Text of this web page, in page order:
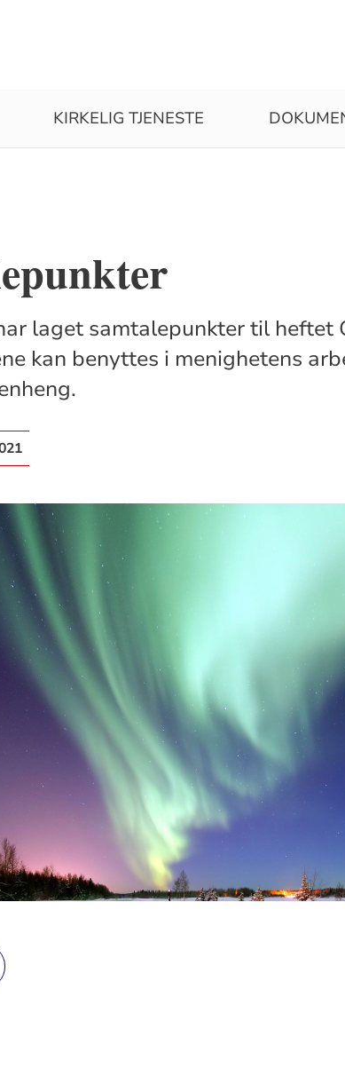
KIRKELIG TJENESTE
laget samtalepunkter til heftet
kan benyttes i menighetens